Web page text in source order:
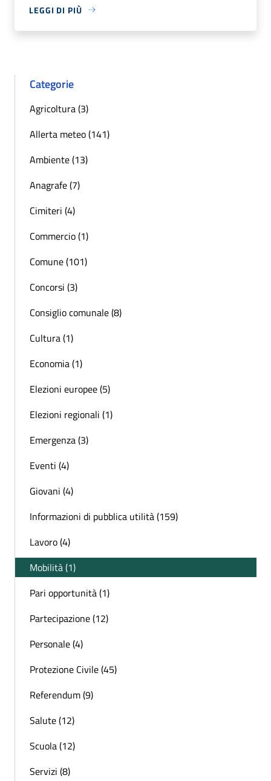
LEGGI DI PIÙ
Categorie
Agricoltura (3)
Allerta meteo (141)
Ambiente (13)
Anagrafe (7)
Cimiteri (4)
Commercio (1)
Comune (101)
Concorsi (3)
Consiglio comunale (8)
Cultura (1)
Economia (1)
Elezioni europee (5)
Elezioni regionali (1)
Emergenza (3)
Eventi (4)
Giovani (4)
Informazioni di pubblica utilità (159)
Lavoro (4)
Mobilità (1)
Pari opportunità (1)
Partecipazione (12)
Personale (4)
Protezione Civile (45)
Referendum (9)
Salute (12)
Scuola (12)
Servizi (8)